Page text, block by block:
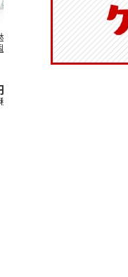
郎 マグ
太郎・き
込)
抗菌食洗機対応 ふ
わっと弁当箱
水森亜土 PF …